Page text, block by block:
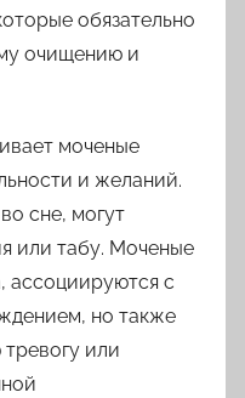
обязательно
очищению и
моченые
и желаний.
сне, могут
или табу. Моченые
ассоциируются с
но также
или